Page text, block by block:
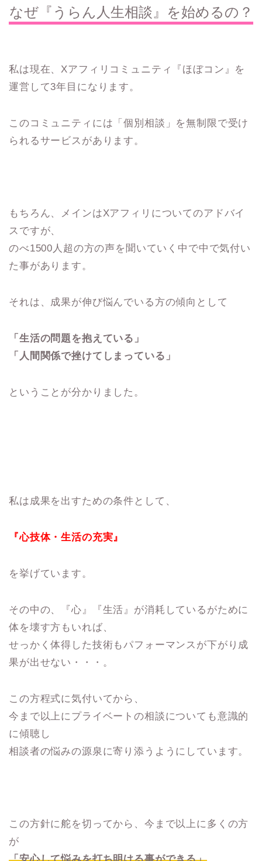
なぜ『うらん人生相談』を始めるの？
私は現在、Xアフィリコミュニティ『ほぼコン』を
運営して3年目になります。
このコミュニティには「個別相談」を無制限で受け
られるサービスがあります。
もちろん、メインはXアフィリについてのアドバイ
スですが、
のべ1500人超の方の声を聞いていく中で中で気付い
た事があります。
それは、成果が伸び悩んでいる方の傾向として
「生活の問題を抱えている」
「人間関係で挫けてしまっている」
ということが分かりました。
私は成果を出すための条件として、
『心技体・生活の充実』
を挙げています。
その中の、『心』『生活』が消耗しているがために
体を壊す方もいれば、
せっかく体得した技術もパフォーマンスが下がり成
果が出せない・・・。
この方程式に気付いてから、
今まで以上にプライベートの相談についても意識的
に傾聴し
相談者の悩みの源泉に寄り添うようにしています。
この方針に舵を切ってから、今まで以上に多くの方
が